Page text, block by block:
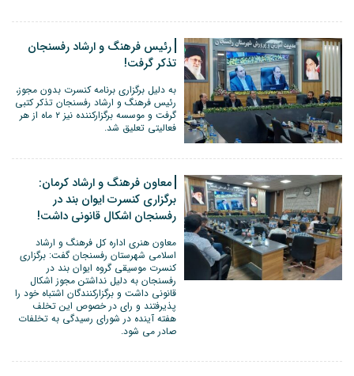
رئیس فرهنگ و ارشاد رفسنجان
تذکر گرفت!
به دلیل برگزاری برنامه کنسرت بدون مجوز،
رئیس فرهنگ و ارشاد رفسنجان تذکر کتبی
گرفت و موسسه برگزارکننده نیز ۲ ماه از هر
فعالیتی تعلیق شد.
معاون فرهنگ و ارشاد کرمان:
برگزاری کنسرت ایوان بند در
رفسنجان اشکال قانونی داشت!
معاون هنری اداره کل فرهنگ و ارشاد
اسلامی شهرستان رفسنجان گفت: برگزاری
کنسرت موسیقی گروه ایوان بند در
رفسنجان به دلیل نداشتن مجوز اشکال
قانونی داشت و برگزارکنندگان اشتباه خود را
پذیرفتند و رای در خصوص این تخلف
هفته آینده در شورای رسیدگی به تخلفات
صادر می شود.